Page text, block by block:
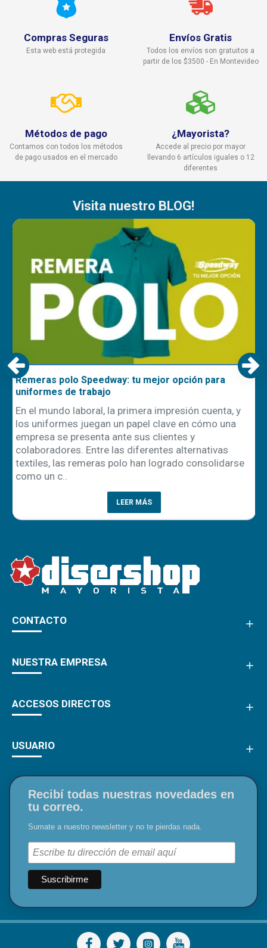
Compras Seguras
Esta web está protegida
Envíos Gratis
Todos los envíos son gratuitos a
partir de los $3500 - En Montevideo
Métodos de pago
Contamos con todos los métodos
de pago usados en el mercado
¿Mayorista?
Accede al precio por mayor
llevando 6 artículos iguales o 12
diferentes
Visita nuestro BLOG!
Remeras polo Speedway: tu mejor opción para
uniformes de trabajo
En el mundo laboral, la primera impresión cuenta, y
los uniformes juegan un papel clave en cómo una
empresa se presenta ante sus clientes y
colaboradores. Entre las diferentes alternativas
textiles, las remeras polo han logrado consolidarse
como un c..
LEER MÁS
CONTACTO
NUESTRA EMPRESA
ACCESOS DIRECTOS
USUARIO
Recibí todas nuestras novedades en
tu correo.
Sumate a nuestro newsletter y no te pierdas nada.